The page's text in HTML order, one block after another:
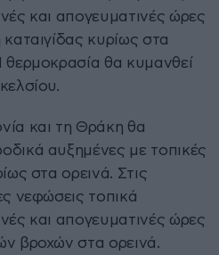
και απογευματινές ώρες
κυρίως στα
θα κυμανθεί
και τη Θράκη θα
αυξημένες με τοπικές
στα ορεινά. Στις
νεφώσεις τοπικά
και απογευματινές ώρες
βροχών στα ορεινά.